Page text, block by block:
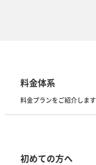
料金体系
料金プランをご紹介します
初めての方へ